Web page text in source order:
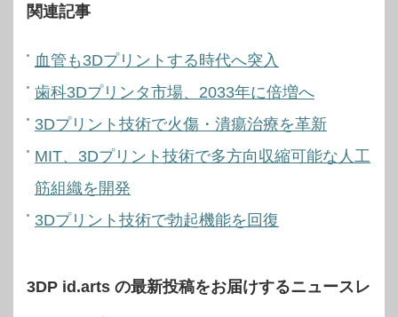
関連記事
血管も3Dプリントする時代へ突入
歯科3Dプリンタ市場、2033年に倍増へ
3Dプリント技術で火傷・潰瘍治療を革新
MIT、3Dプリント技術で多方向収縮可能な人工
筋組織を開発
3Dプリント技術で勃起機能を回復
3DP id.arts の最新投稿をお届けするニュースレ